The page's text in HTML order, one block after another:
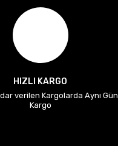
HIZLI KARGO
verilen Kargolarda Aynı Gün
Kargo